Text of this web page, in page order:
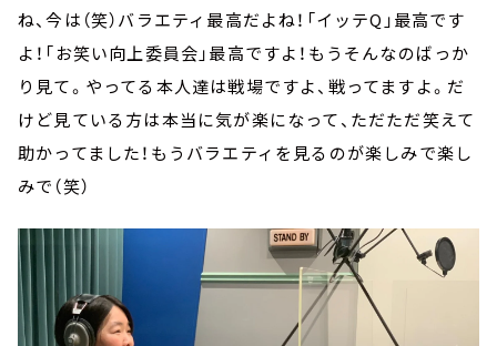
ね、今は（笑）バラエティ最高だよね！「イッテQ」最高です
よ！「お笑い向上委員会」最高ですよ！もうそんなのばっか
り見て。やってる本人達は戦場ですよ、戦ってますよ。だ
けど見ている方は本当に気が楽になって、ただただ笑えて
助かってました！もうバラエティを見るのが楽しみで楽し
みで（笑）